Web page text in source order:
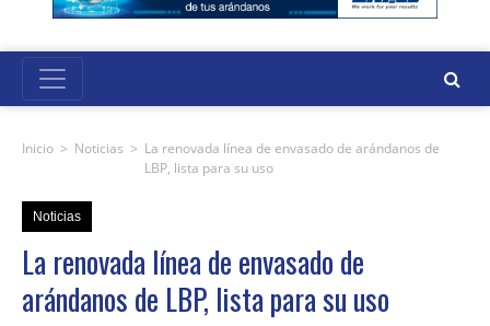
Inicio > Noticias > La renovada línea de envasado de arándanos de
LBP, lista para su uso
Noticias
La renovada línea de envasado de
arándanos de LBP, lista para su uso